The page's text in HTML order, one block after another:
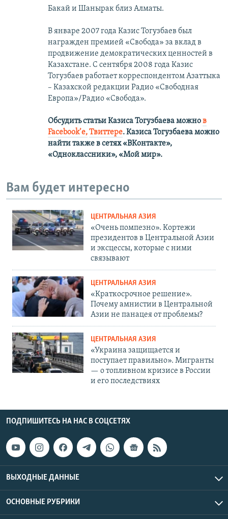
Бакай и Шанырак близ Алматы.
В январе 2007 года Казис Тогузбаев был
награжден премией «Свобода» за вклад в
продвижение демократических ценностей в
Казахстане. С сентября 2008 года Казис
Тогузбаев работает корреспондентом Азаттыка
– Казахской редакции Радио «Свободная
Европа»/Радио «Свобода».
Обсудить статьи Казиса Тогузбаева можнов
Facebook’е,Твиттере.Казиса Тогузбаева можно
найти также в сетях«ВКонтакте»,
«Одноклассники», «Мой мир».
Вам будет интересно
ЦЕНТРАЛЬНАЯ АЗИЯ
«Очень помпезно». Кортежи
президентов в Центральной Азии
и эксцессы, которые с ними
связывают
ЦЕНТРАЛЬНАЯ АЗИЯ
«Краткосрочное решение».
Почему амнистии в Центральной
Азии не панацея от проблемы?
ЦЕНТРАЛЬНАЯ АЗИЯ
«Украина защищается и
поступает правильно». Мигранты
— о топливном кризисе в России
и его последствиях
ПОДПИШИТЕСЬ НА НАС В СОЦСЕТЯХ
ВЫХОДНЫЕ ДАННЫЕ
ОСНОВНЫЕ РУБРИКИ